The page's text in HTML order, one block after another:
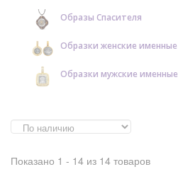
Образы Спасителя
Образки женские именные
Образки мужские именные
Показано 1 - 14 из 14 товаров